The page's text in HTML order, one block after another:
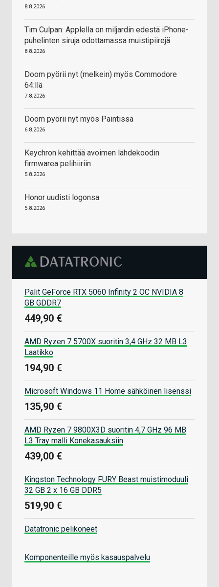
8.8.2026
Tim Culpan: Applella on miljardin edestä iPhone-
puhelinten siruja odottamassa muistipiirejä
8.8.2026
Doom pyörii nyt (melkein) myös Commodore
64:llä
7.8.2026
Doom pyörii nyt myös Paintissa
6.8.2026
Keychron kehittää avoimen lähdekoodin
firmwarea pelihiiriin
5.8.2026
Honor uudisti logonsa
5.8.2026
Palit GeForce RTX 5060 Infinity 2 OC NVIDIA 8
GB GDDR7
449,90 €
AMD Ryzen 7 5700X suoritin 3,4 GHz 32 MB L3
Laatikko
194,90 €
Microsoft Windows 11 Home sähköinen lisenssi
135,90 €
AMD Ryzen 7 9800X3D suoritin 4,7 GHz 96 MB
L3 Tray malli Konekasauksiin
439,00 €
Kingston Technology FURY Beast muistimoduuli
32 GB 2 x 16 GB DDR5
519,90 €
Datatronic pelikoneet
Komponenteille myös kasauspalvelu